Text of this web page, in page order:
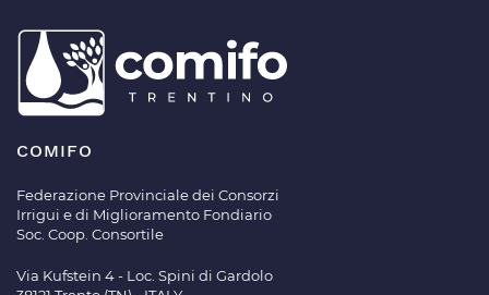
COMIFO
Federazione Provinciale dei Consorzi
Irrigui e di Miglioramento Fondiario
Soc. Coop. Consortile
Via Kufstein 4 - Loc. Spini di Gardolo